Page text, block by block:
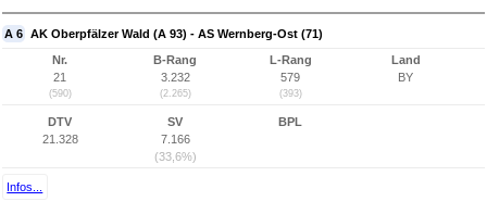
A 6 AK Oberpfälzer Wald (A 93) - AS Wernberg-Ost (71)
Nr.
21
(590)
B-Rang
3.232
(2.265)
L-Rang
579
(393)
Land
BY
DTV
21.328
SV
7.166
(33,6%)
BPL
Infos...